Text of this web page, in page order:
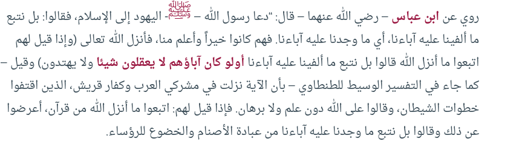
روي عنابن عباس– رضي الله عنهما – قال: “دعا رسول الله –ﷺ- اليهود إلى الإسلام، فقالوا: بل نتبع
ما ألفينا عليه آباءنا، أي ما وجدنا عليه آباءنا. فهم كانوا خيراً وأعلم منا، فأنزل الله تعالى (وإذا قيل لهم
اتبعوا ما أنزل الله قالوا بل نتبع ما ألفينا عليه آباءناأولو كان آباؤهم لا يعقلون شيئاولا يهتدون) وقيل –
كما جاء في التفسير الوسيط للطنطاوي – بأن الآية نزلت في مشركي العرب وكفار قريش، الذين اقتفوا
خطوات الشيطان، وقالوا على الله دون علم ولا برهان. فإذا قيل لهم: اتبعوا ما أنزل الله من قرآن، أعرضوا
عن ذلك وقالوا بل نتبع ما وجدنا عليه آباءنا من عبادة الأصنام والخضوع للرؤساء.